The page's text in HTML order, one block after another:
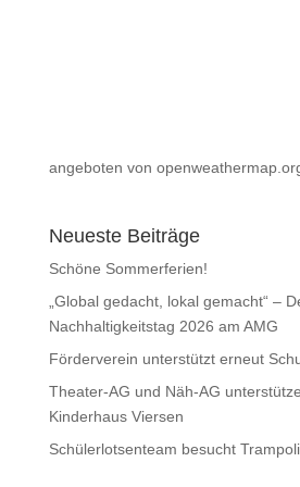
angeboten von
Neueste Beiträge
Schöne Sommerferien!
„Global gedacht, lokal gemacht“ –
Nachhaltigkeitstag 2026 am AMG
Förderverein unterstützt erneut
Theater-AG und Näh-AG
Kinderhaus Viersen
Schülerlotsenteam besucht